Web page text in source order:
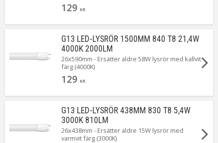
129 KR
G13 LED-LYSRÖR 1500MM 840 T8 21,4W
4000K 2000LM
26x590mm - Ersätter äldre 58W lysrör med kallvit
färg (4000K)
129 KR
G13 LED-LYSRÖR 438MM 830 T8 5,4W
3000K 810LM
26x438mm - Ersätter äldre 15W lysrör med
varmvit färg (3000K)